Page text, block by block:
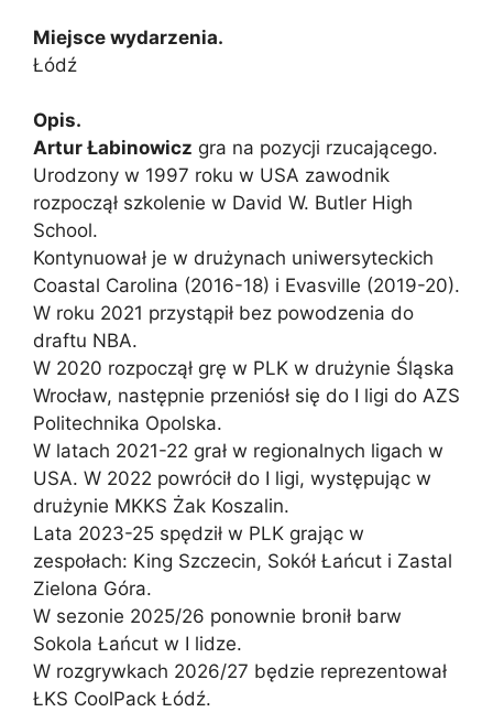
Miejsce wydarzenia.
Łódź
Opis.
Artur Łabinowicz gra na pozycji rzucającego.
Urodzony w 1997 roku w USA zawodnik
rozpoczął szkolenie w David W. Butler High
School.
Kontynuował je w drużynach uniwersyteckich
Coastal Carolina (2016-18) i Evasville (2019-20).
W roku 2021 przystąpił bez powodzenia do
draftu NBA.
W 2020 rozpoczął grę w PLK w drużynie Śląska
Wrocław, następnie przeniósł się do I ligi do AZS
Politechnika Opolska.
W latach 2021-22 grał w regionalnych ligach w
USA. W 2022 powrócił do I ligi, występując w
drużynie MKKS Żak Koszalin.
Lata 2023-25 spędził w PLK grając w
zespołach: King Szczecin, Sokół Łańcut i Zastal
Zielona Góra.
W sezonie 2025/26 ponownie bronił barw
Sokola Łańcut w I lidze.
W rozgrywkach 2026/27 będzie reprezentował
ŁKS CoolPack Łódź.